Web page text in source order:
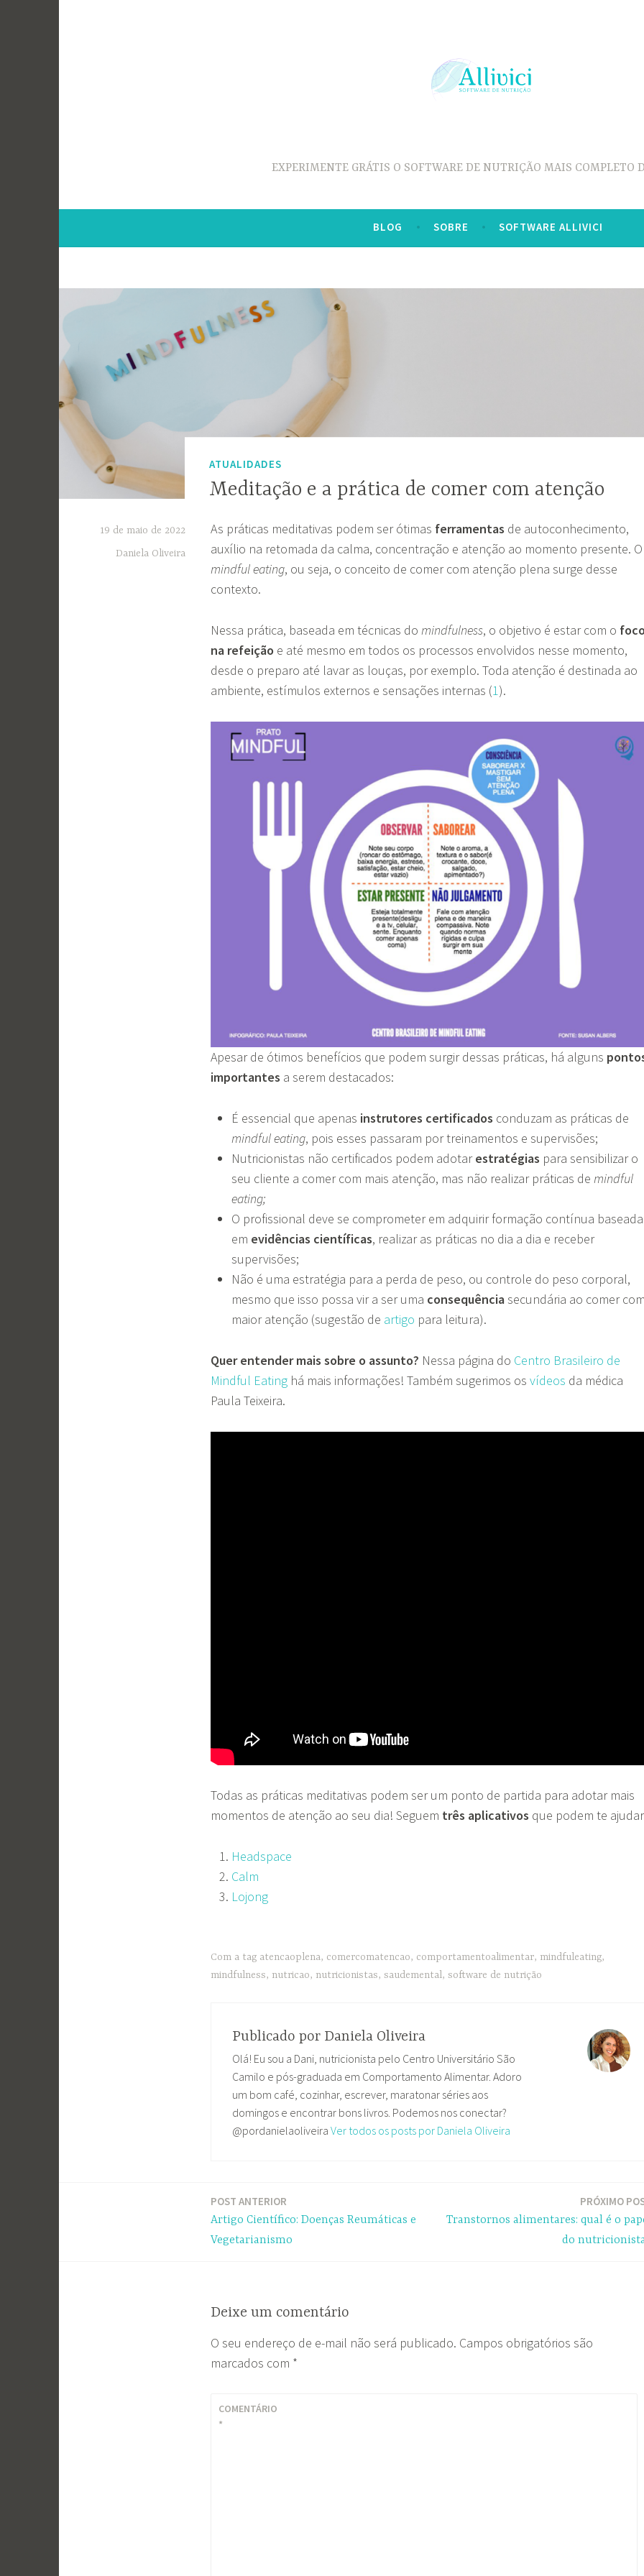
EXPERIMENTE GRÁTIS O SOFTWARE DE NUTRIÇÃO MAIS COMPLETO
BLOG SOBRE SOFTWARE ALLIVICI
ATUALIDADES
Meditação e a prática de comer com atenção
19 de maio de 2022
Daniela Oliveira
As práticas meditativas podem ser ótimas ferramentas de autoconhecimento,
auxílio na retomada da calma, concentração e atenção ao momento presente. O
mindful eating, ou seja, o conceito de comer com atenção plena surge desse
contexto.
Nessa prática, baseada em técnicas do mindfulness, o objetivo é estar com o
na refeição e até mesmo em todos os processos envolvidos nesse momento,
desde o preparo até lavar as louças, por exemplo. Toda atenção é destinada ao
ambiente, estímulos externos e sensações internas (1).
Apesar de ótimos benefícios que podem surgir dessas práticas, há alguns
importantes a serem destacados:
É essencial que apenas instrutores certificados conduzam as práticas de
mindful eating, pois esses passaram por treinamentos e supervisões;
Nutricionistas não certificados podem adotarestratégias para sensibilizar o
seu cliente a comer com mais atenção, mas não realizar práticas de mindful
eating;
O profissional deve se comprometer em adquirir formação contínua baseada
em evidências científicas, realizar as práticas no dia a dia e receber
supervisões;
Não é uma estratégia para a perda de peso, ou controle do peso corporal,
mesmo que isso possa vir a ser uma consequênciasecundária ao comer
maior atenção (sugestão de artigo para leitura).
Quer entender mais sobre o assunto? Nessa página do Centro Brasileiro de
Mindful Eating há mais informações! Também sugerimos os vídeos da médica
Paula Teixeira.
Todas as práticas meditativas podem ser um ponto de partida para adotar mais
momentos de atenção ao seu dia! Seguem três aplicativos que podem te
Headspace
Calm
Lojong
Com a tag atencaoplena, comercomatencao, comportamentoalimentar, mindfuleating,
mindfulness, nutricao, nutricionistas, saudemental, software de nutrição
Publicado por Daniela Oliveira
Olá! Eu sou a Dani, nutricionista pelo Centro Universitário São
Camilo e pós-graduada em Comportamento Alimentar. Adoro
um bom café, cozinhar, escrever, maratonar séries aos
domingos e encontrar bons livros. Podemos nos conectar?
@pordanielaoliveira Ver todos os posts por Daniela Oliveira
POST ANTERIOR
Artigo Científico: Doenças Reumáticas e
Vegetarianismo
PRÓXIMO
Transtornos alimentares: qual é o
do
Deixe um comentário
O seu endereço de e-mail não será publicado. Campos obrigatórios são
marcados com *
COMENTÁRIO
*